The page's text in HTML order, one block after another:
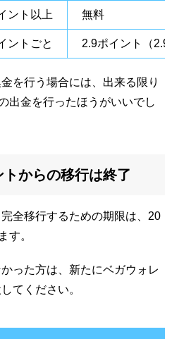
ント以上 無料
ントごと 2.9ポイント（2.9
を行う場合には、出来る限り
出金を行ったほうがいいでし
からの移行は終了
全移行するための期限は、20
す。
った方は、新たにベガウォレ
てください。